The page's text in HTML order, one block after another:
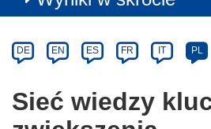
Category
Article
available
the
following
DE EN ES FR IT PL
Sieć wiedzy